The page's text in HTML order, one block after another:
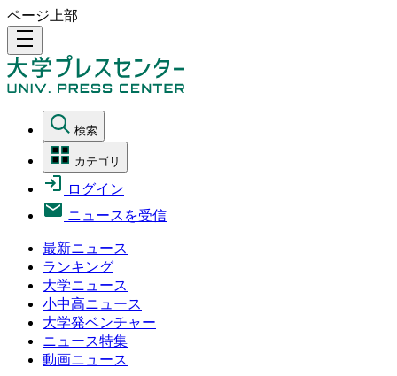
ページ上部
density_medium
検索
カテゴリ
ログイン
ニュースを受信
最新ニュース
ランキング
大学ニュース
小中高ニュース
大学発ベンチャー
ニュース特集
動画ニュース